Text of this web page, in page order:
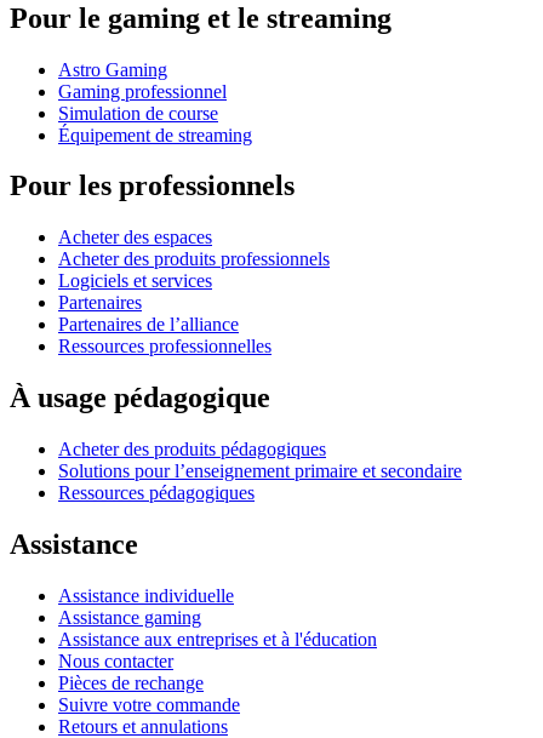
Pour le gaming et le streaming
Astro Gaming
Gaming professionnel
Simulation de course
Équipement de streaming
Pour les professionnels
Acheter des espaces
Acheter des produits professionnels
Logiciels et services
Partenaires
Partenaires de l’alliance
Ressources professionnelles
À usage pédagogique
Acheter des produits pédagogiques
Solutions pour l’enseignement primaire et secondaire
Ressources pédagogiques
Assistance
Assistance individuelle
Assistance gaming
Assistance aux entreprises et à l'éducation
Nous contacter
Pièces de rechange
Suivre votre commande
Retours et annulations